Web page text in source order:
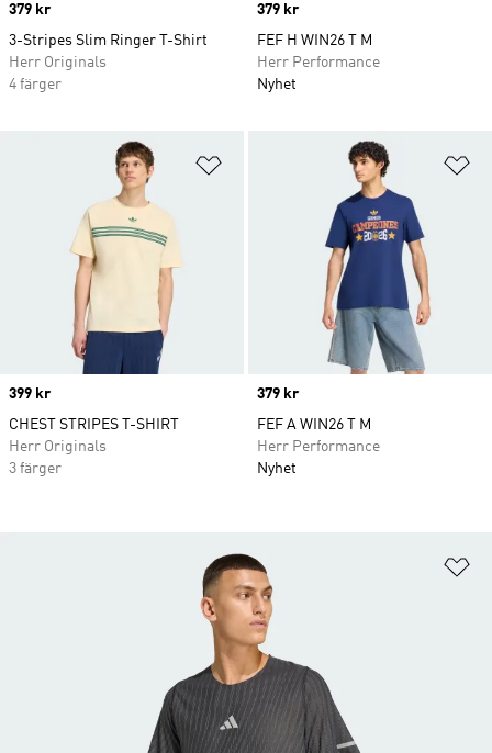
Price
379 kr
3-Stripes Slim Ringer T-Shirt
Herr Originals
4 färger
Price
379 kr
FEF H WIN26 T M
Herr Performance
Nyhet
Lägg till på önskelistan
Price
399 kr
CHEST STRIPES T-SHIRT
Herr Originals
3 färger
Price
379 kr
FEF A WIN26 T M
Herr Performance
Nyhet